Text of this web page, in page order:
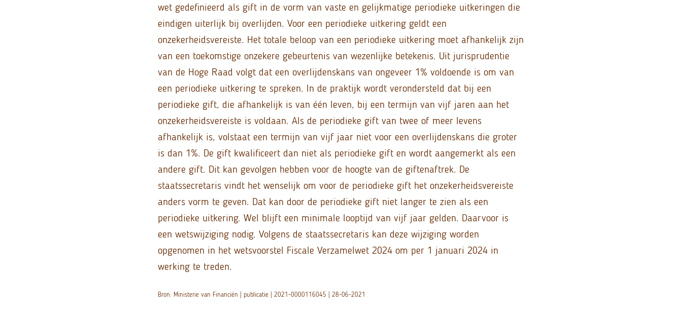
wet gedefinieerd als gift in de vorm van vaste en gelijkmatige periodieke uitkeringen die
eindigen uiterlijk bij overlijden. Voor een periodieke uitkering geldt een
onzekerheidsvereiste. Het totale beloop van een periodieke uitkering moet afhankelijk zijn
van een toekomstige onzekere gebeurtenis van wezenlijke betekenis. Uit jurisprudentie
van de Hoge Raad volgt dat een overlijdenskans van ongeveer 1% voldoende is om van
een periodieke uitkering te spreken. In de praktijk wordt verondersteld dat bij een
periodieke gift, die afhankelijk is van één leven, bij een termijn van vijf jaren aan het
onzekerheidsvereiste is voldaan. Als de periodieke gift van twee of meer levens
afhankelijk is, volstaat een termijn van vijf jaar niet voor een overlijdenskans die groter
is dan 1%. De gift kwalificeert dan niet als periodieke gift en wordt aangemerkt als een
andere gift. Dit kan gevolgen hebben voor de hoogte van de giftenaftrek. De
staatssecretaris vindt het wenselijk om voor de periodieke gift het onzekerheidsvereiste
anders vorm te geven. Dat kan door de periodieke gift niet langer te zien als een
periodieke uitkering. Wel blijft een minimale looptijd van vijf jaar gelden. Daarvoor is
een wetswijziging nodig. Volgens de staatssecretaris kan deze wijziging worden
opgenomen in het wetsvoorstel Fiscale Verzamelwet 2024 om per 1 januari 2024 in
werking te treden.
Bron: Ministerie van Financiën | publicatie | 2021-0000116045 | 28-06-2021